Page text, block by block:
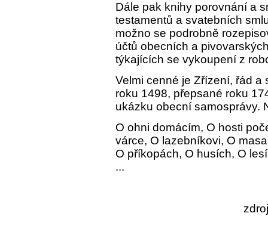
Dále pak knihy porovnání a
testamentů a svatebních
možno se podrobně
účtů obecních a
týkajících se vykoupení z
Velmi cenné je Zřízení, řád
roku 1498, přepsané roku
ukázku obecní samosprávy.
O ohni domácím, O hosti
várce, O lazebníkovi, O
O příkopách, O husích, O
...